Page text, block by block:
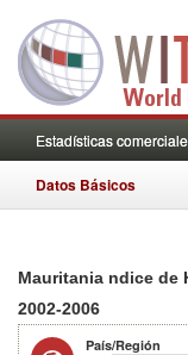
Estadísticas
Datos Básicos
Mauritania ndice de
2002-2006
País/Región